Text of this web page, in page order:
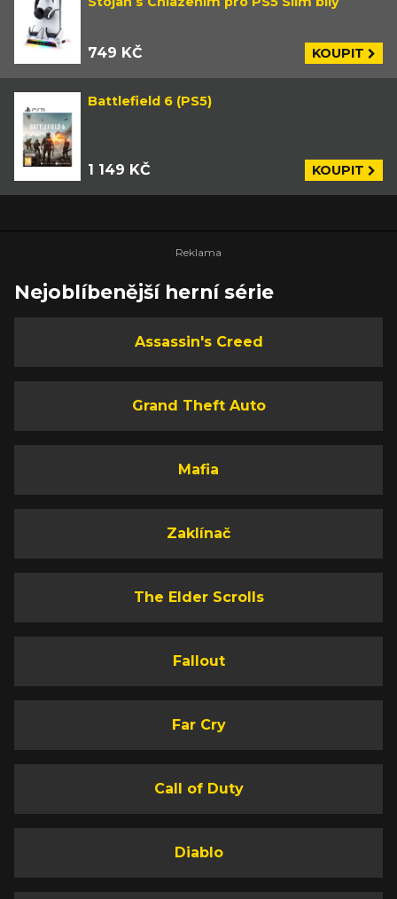
749 KČ KOUPIT
Battlefield 6 (PS5)
1 149 KČ KOUPIT
Nejoblíbenější herní série
Assassin's Creed
Grand Theft Auto
Mafia
Zaklínač
The Elder Scrolls
Fallout
Far Cry
Call of Duty
Diablo